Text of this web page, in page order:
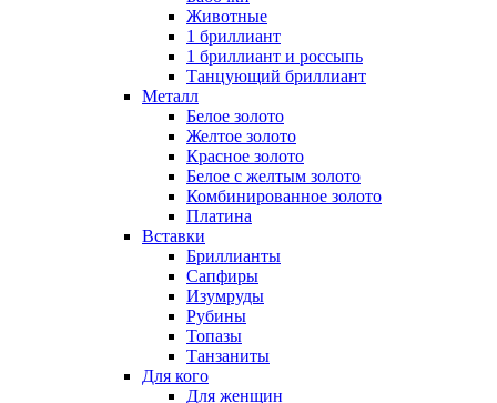
Животные
1 бриллиант
1 бриллиант и россыпь
Танцующий бриллиант
Металл
Белое золото
Желтое золото
Красное золото
Белое с желтым золото
Комбинированное золото
Платина
Вставки
Бриллианты
Сапфиры
Изумруды
Рубины
Топазы
Танзаниты
Для кого
Для женщин